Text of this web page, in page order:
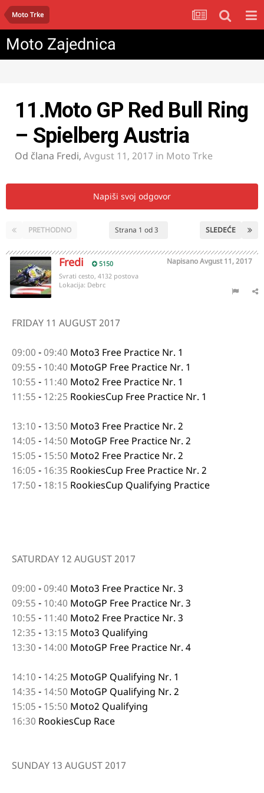
Moto Trke
Moto Zajednica
11.Moto GP Red Bull Ring
– Spielberg Austria
Od člana Fredi, Avgust 11, 2017 in Moto Trke
Napiši svoj odgovor
PRETHODNO SLEDEĆE
Strana 1 od 3
Fredi 5150 NapisanoAvgust 11, 2017
Svrati cesto, 4132 postova
Lokacija: Debrc
FRIDAY 11 AUGUST 2017
09:00 -09:40 Moto3 Free Practice Nr. 1
09:55 - 10:40 MotoGP Free Practice Nr. 1
10:55 - 11:40 Moto2 Free Practice Nr. 1
11:55 - 12:25 RookiesCup Free Practice Nr. 1
13:10 - 13:50 Moto3 Free Practice Nr. 2
14:05 - 14:50 MotoGP Free Practice Nr. 2
15:05 - 15:50 Moto2 Free Practice Nr. 2
16:05 - 16:35 RookiesCup Free Practice Nr. 2
17:50 - 18:15 RookiesCup Qualifying Practice
SATURDAY 12 AUGUST 2017
09:00 -09:40 Moto3 Free Practice Nr. 3
09:55 - 10:40 MotoGP Free Practice Nr. 3
10:55 - 11:40 Moto2 Free Practice Nr. 3
12:35 - 13:15 Moto3 Qualifying
13:30 - 14:00 MotoGP Free Practice Nr. 4
14:10 - 14:25 MotoGP Qualifying Nr. 1
14:35 - 14:50 MotoGP Qualifying Nr. 2
15:05 - 15:50 Moto2 Qualifying
16:30 RookiesCup Race
SUNDAY 13 AUGUST 2017